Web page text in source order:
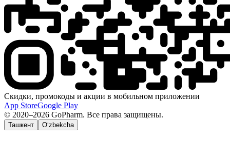
Скидки, промокоды и акции в мобильном приложении
App StoreGoogle Play
© 2020–2026 GoPharm. Все права защищены.
Ташкент O‘zbekcha